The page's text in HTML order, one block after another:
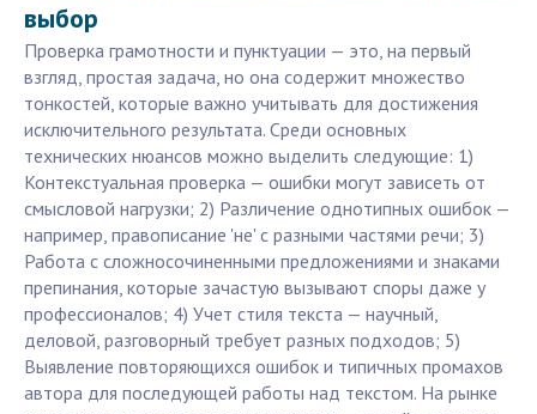
выбор
Проверка грамотности и пунктуации — это, на первый
взгляд, простая задача, но она содержит множество
тонкостей, которые важно учитывать для достижения
исключительного результата. Среди основных
технических нюансов можно выделить следующие: 1)
Контекстуальная проверка — ошибки могут зависеть от
смысловой нагрузки; 2) Различение однотипных ошибок —
например, правописание 'не' с разными частями речи; 3)
Работа с сложносочиненными предложениями и знаками
препинания, которые зачастую вызывают споры даже у
профессионалов; 4) Учет стиля текста — научный,
деловой, разговорный требует разных подходов; 5)
Выявление повторяющихся ошибок и типичных промахов
автора для последующей работы над текстом. На рынке